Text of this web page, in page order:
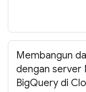
Membangun
dengan server
BigQuery di